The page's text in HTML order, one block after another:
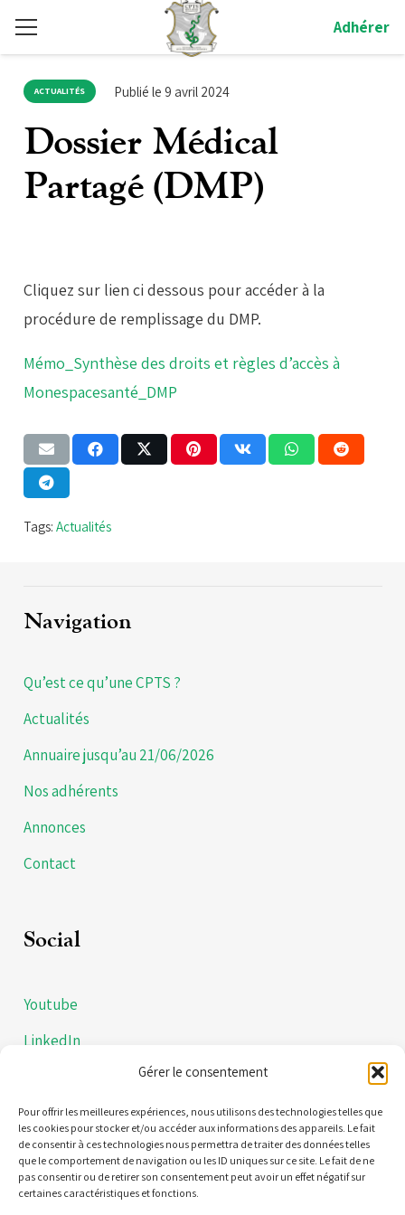
Gérer le consentement
Pour offrir les meilleures expériences, nous utilisons des technologies telles que
les cookies pour stocker et/ou accéder aux informations des appareils. Le fait
de consentir à ces technologies nous permettra de traiter des données telles
que le comportement de navigation ou les ID uniques sur ce site. Le fait de ne
pas consentir ou de retirer son consentement peut avoir un effet négatif sur
certaines caractéristiques et fonctions.
Adhérer
ACTUALITÉS Publié le 9 avril 2024
Dossier Médical
Partagé (DMP)
Cliquez sur lien ci dessous pour accéder à la
procédure de remplissage du DMP.
Mémo_Synthèse des droits et règles d’accès à
Monespacesanté_DMP
Tags: Actualités
Navigation
Qu’est ce qu’une CPTS ?
Actualités
Annuaire jusqu’au 21/06/2026
Nos adhérents
Annonces
Contact
Social
Youtube
LinkedIn
Politiques de confidentialités
Mentions légales